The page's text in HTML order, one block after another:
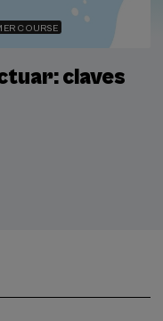
COURSE
claves